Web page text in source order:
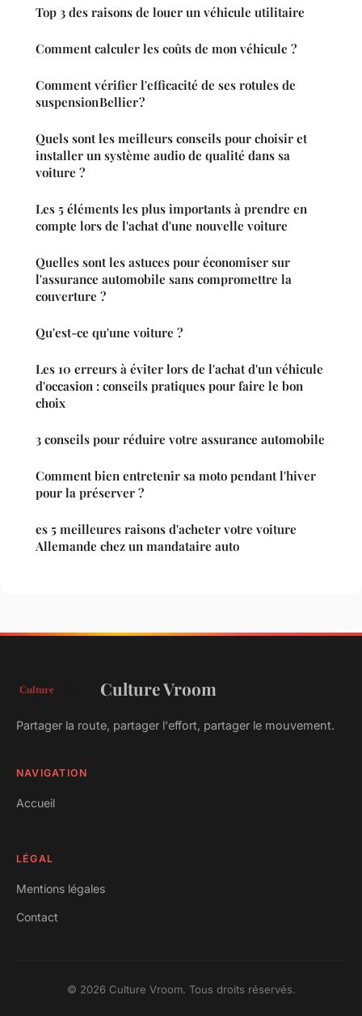
Top 3 des raisons de louer un véhicule utilitaire
Comment calculer les coûts de mon véhicule ?
Comment vérifier l'efficacité de ses rotules de
suspension Bellier ?
Quels sont les meilleurs conseils pour choisir et
installer un système audio de qualité dans sa
voiture ?
Les 5 éléments les plus importants à prendre en
compte lors de l'achat d'une nouvelle voiture
Quelles sont les astuces pour économiser sur
l'assurance automobile sans compromettre la
couverture ?
Qu'est-ce qu'une voiture ?
Les 10 erreurs à éviter lors de l'achat d'un véhicule
d'occasion : conseils pratiques pour faire le bon
choix
3 conseils pour réduire votre assurance automobile
Comment bien entretenir sa moto pendant l'hiver
pour la préserver ?
es 5 meilleures raisons d'acheter votre voiture
Allemande chez un mandataire auto
Culture Vroom
Partager la route, partager l'effort, partager le mouvement.
NAVIGATION
Accueil
LÉGAL
Mentions légales
Contact
© 2026 Culture Vroom. Tous droits réservés.